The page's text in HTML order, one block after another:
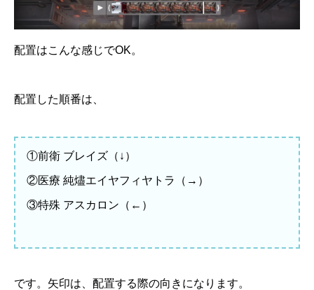
配置はこんな感じでOK。
配置した順番は、
①前衛 ブレイズ（↓）
②医療 純燼エイヤフィヤトラ（→）
③特殊 アスカロン（←）
です。矢印は、配置する際の向きになります。